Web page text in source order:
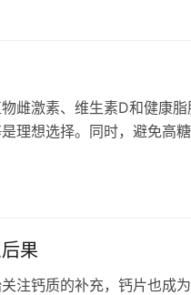
雌激素、维生素D和健康脂
理想选择。同时，避免高糖
果
钙质的补充，钙片也成